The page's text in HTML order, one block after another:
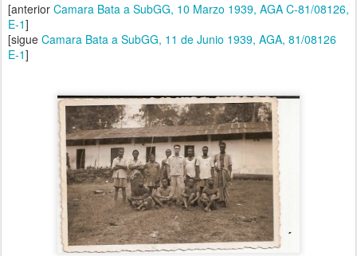
[anterior Camara Bata a SubGG, 10 Marzo 1939, AGA C-81/08126,
E-1]
[sigue Camara Bata a SubGG, 11 de Junio 1939, AGA, 81/08126
E-1]